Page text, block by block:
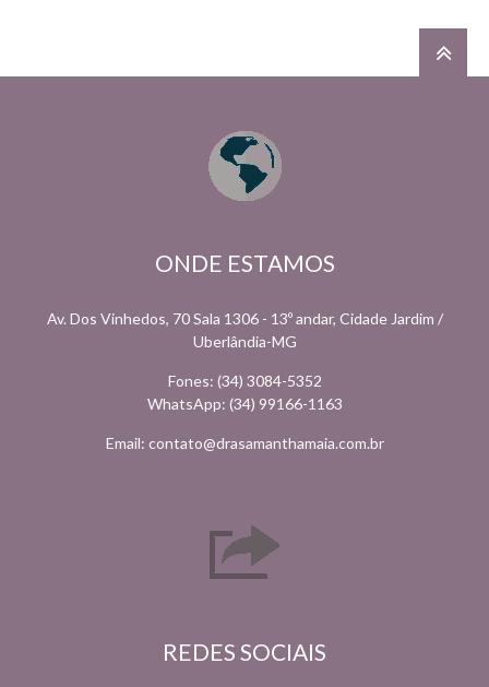
ONDE ESTAMOS
Av. Dos Vinhedos, 70 Sala 1306 - 13º andar, Cidade Jardim /
Uberlândia-MG
Fones: (34) 3084-5352
WhatsApp: (34) 99166-1163
Email: contato@drasamanthamaia.com.br
REDES SOCIAIS